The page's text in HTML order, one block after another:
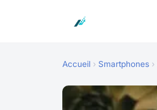
Accueil › Smartphones ›